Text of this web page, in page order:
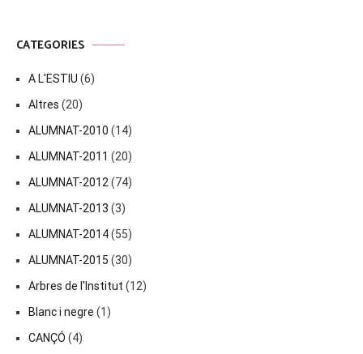
CATEGORIES
A L'ESTIU (6)
Altres (20)
ALUMNAT-2010 (14)
ALUMNAT-2011 (20)
ALUMNAT-2012 (74)
ALUMNAT-2013 (3)
ALUMNAT-2014(55)
ALUMNAT-2015 (30)
Arbres de l'Institut (12)
Blanc i negre (1)
CANÇÓ (4)